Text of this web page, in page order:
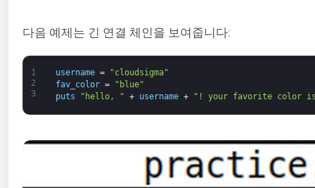
다음 예제는 긴 연결 체인을 보여줍니다:
1
2
3
username =
"cloudsigma"
fav_color =
"blue"
puts
"hello, " + username + "! your favorite color